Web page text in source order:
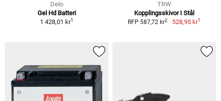
Delo
Gel Hd Batteri
1 428,01 kr1
TRW
Kopplingsskivor I Stål
RFP 587,72 kr2 528,95 kr1